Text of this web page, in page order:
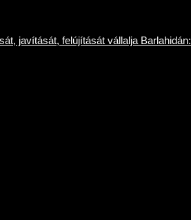
javítását, felújítását vállalja Barlahidán: